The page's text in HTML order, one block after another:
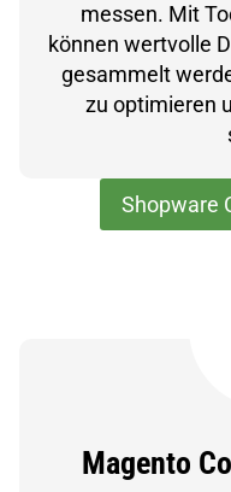
messen. Mit
können wertvolle
gesammelt
zu optimieren
Shopware
Magento